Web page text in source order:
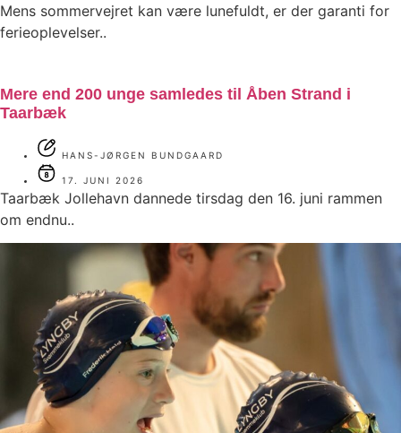
Mens sommervejret kan være lunefuldt, er der garanti for
ferieoplevelser..
Mere end 200 unge samledes til Åben Strand i
Taarbæk
HANS-JØRGEN BUNDGAARD
17. JUNI 2026
Taarbæk Jollehavn dannede tirsdag den 16. juni rammen
om endnu..